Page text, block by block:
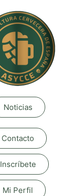
Noticias
Contacto
Inscríbete
Mi Perfil